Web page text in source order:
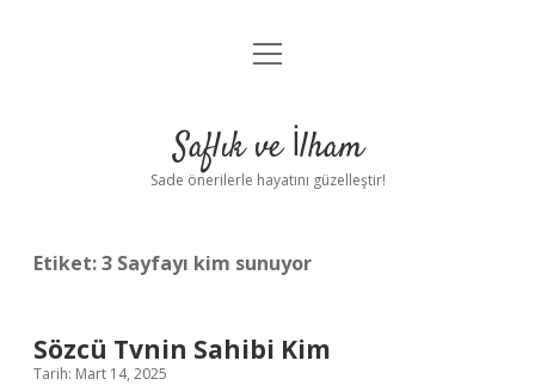
Anasayfa
Yasal Uyarı
menüyü
Saflık ve İlham
Sade önerilerle hayatını güzelleştir!
Etiket:3 Sayfayı kim sunuyor
Sözcü Tvnin Sahibi Kim
Tarih: Mart 14, 2025